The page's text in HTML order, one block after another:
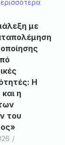
με
Η
η
του
/